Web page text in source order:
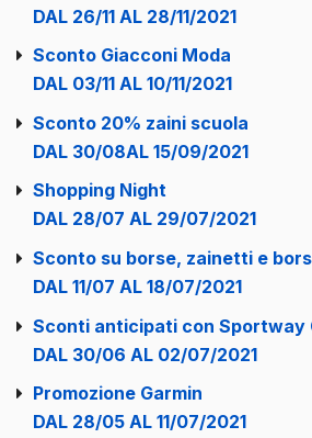
DAL 26/11 AL 28/11/2021
Sconto Giacconi Moda
DAL 03/11 AL 10/11/2021
Sconto 20% zaini scuola
DAL 30/08AL 15/09/2021
Shopping Night
DAL 28/07 AL 29/07/2021
Sconto su borse, zainetti e
DAL 11/07 AL 18/07/2021
Sconti anticipati con Sportway
DAL 30/06 AL 02/07/2021
Promozione Garmin
DAL 28/05 AL 11/07/2021